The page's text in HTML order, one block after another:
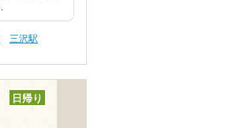
三沢駅
日帰り